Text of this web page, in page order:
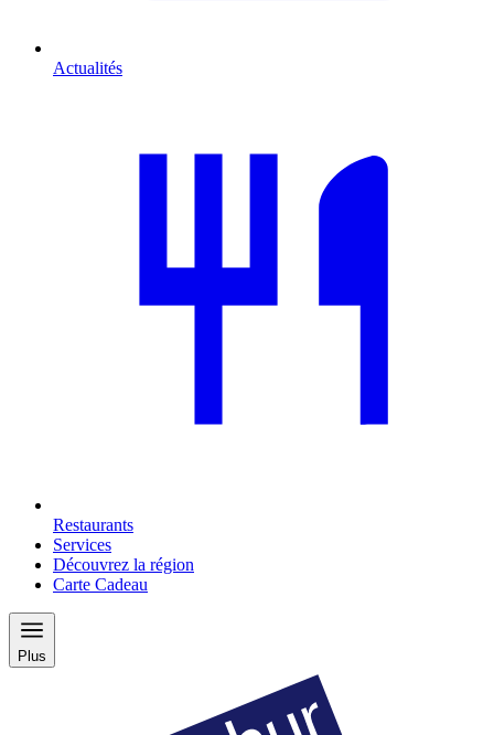
Actualités
Restaurants
Services
Découvrez la région
Carte Cadeau
Plus